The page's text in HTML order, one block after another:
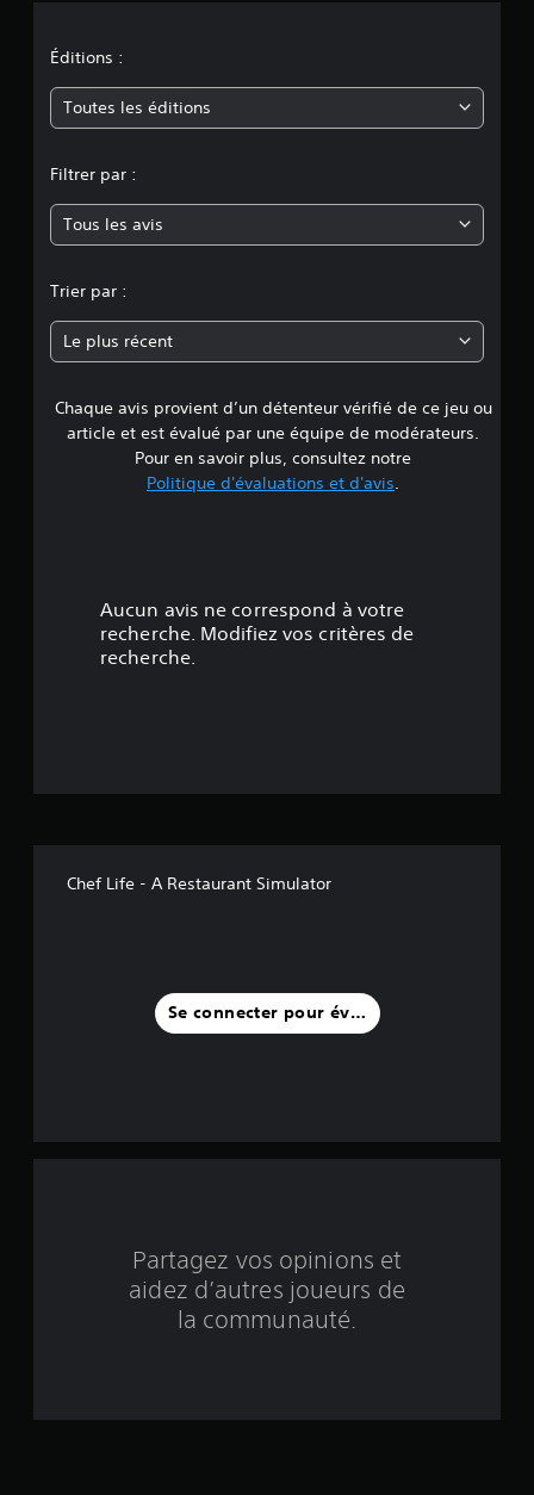
m
y
e
n
e
d
l
i
é
Éditions :
Toutes les éditions
Filtrer par :
Tous les avis
Trier par :
Le plus récent
Chaque avis provient d’un détenteur vérifié de ce jeu ou
article et est évalué par une équipe de modérateurs.
Pour en savoir plus, consultez notre
Politique d'évaluations et d'avis.
Aucun avis ne correspond à votre
recherche. Modifiez vos critères de
recherche.
Chef Life - A Restaurant Simulator
Se connecter pour évaluer
Partagez vos opinions et
aidez d’autres joueurs de
la communauté.